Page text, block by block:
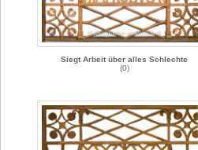
Siegt Arbeit über alles Schlechte
(0)